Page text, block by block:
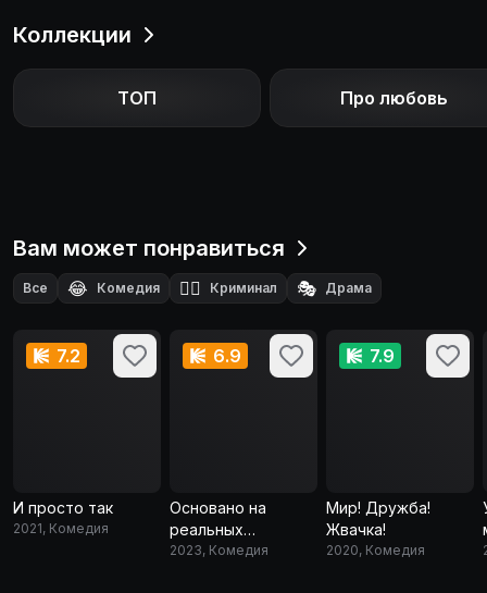
Коллекции
ТОП Про любовь
Вам может понравиться
Все 😂 Комедия 🕵️‍♂️ Криминал 🎭 Драма
7.2
И просто так
2021, Комедия
6.9
Основано на
реальных
событиях
2023, Комедия
7.9
Мир! Дружба!
Жвачка!
2020, Комедия